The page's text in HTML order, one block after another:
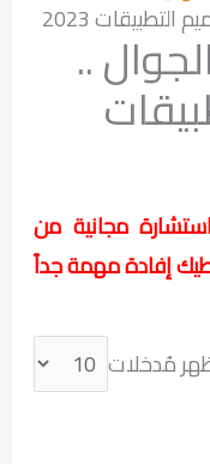
2023
..
مجانية من
من ٢٠ سنة سيعطيك إفادة مهمة جداً
مُدخلات